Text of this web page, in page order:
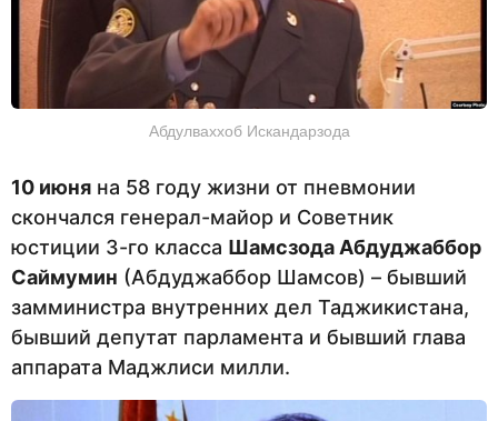
Абдулваххоб Искандарзода
10 июня на 58 году жизни от пневмонии
скончался генерал-майор и Советник
юстиции 3-го класса Шамсзода Абдуджаббор
Саймумин (Абдуджаббор Шамсов) – бывший
замминистра внутренних дел Таджикистана,
бывший депутат парламента и бывший глава
аппарата Маджлиси милли.